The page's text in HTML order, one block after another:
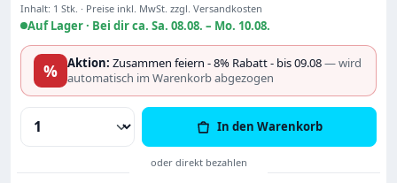
Inhalt: 1 Stk. · Preise inkl. MwSt. zzgl. Versandkosten
Auf Lager · Bei dir ca. Sa. 08.08. – Mo. 10.08.
% Aktion: Zusammen feiern - 8% Rabatt - bis 09.08— wird
automatisch im Warenkorb abgezogen
Produkt Anzahl: Gib den gewünschten
In den Warenkorb